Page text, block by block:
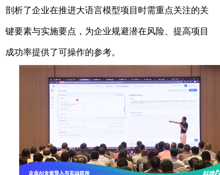
剖析了企业在推进大语言模型项目时需重点关注的关
键要素与实施要点，为企业规避潜在风险、提高项目
成功率提供了可操作的参考。